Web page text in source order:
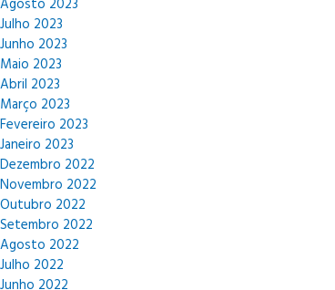
Agosto 2023
Julho 2023
Junho 2023
Maio 2023
Abril 2023
Março 2023
Fevereiro 2023
Janeiro 2023
Dezembro 2022
Novembro 2022
Outubro 2022
Setembro 2022
Agosto 2022
Julho 2022
Junho 2022